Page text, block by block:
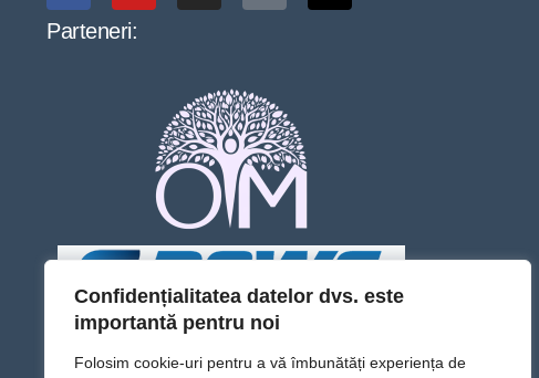
Confidențialitatea datelor dvs. este
importantă pentru noi
Folosim cookie-uri pentru a vă îmbunătăți experiența de
Parteneri: